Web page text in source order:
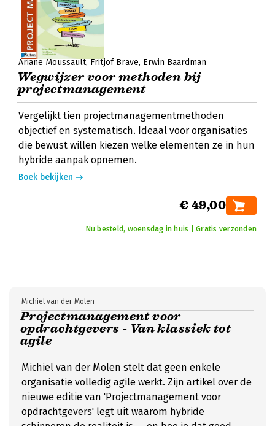
Ariane Moussault Fritjof Brave Erwin Baardman
Wegwijzer voor methoden bij
projectmanagement
Vergelijkt tien projectmanagementmethoden
objectief en systematisch. Ideaal voor organisaties
die bewust willen kiezen welke elementen ze in hun
hybride aanpak opnemen.
Boek bekijken
€ 49,00
Nu besteld, woensdag in huis | Gratis verzonden
Projectmanagement voor
opdrachtgevers - Van klassiek tot
agile
Michiel van der Molen
Michiel van der Molen stelt dat geen enkele
organisatie volledig agile werkt. Zijn artikel over de
nieuwe editie van 'Projectmanagement voor
opdrachtgevers' legt uit waarom hybride